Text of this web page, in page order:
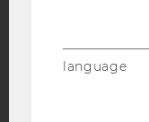
language